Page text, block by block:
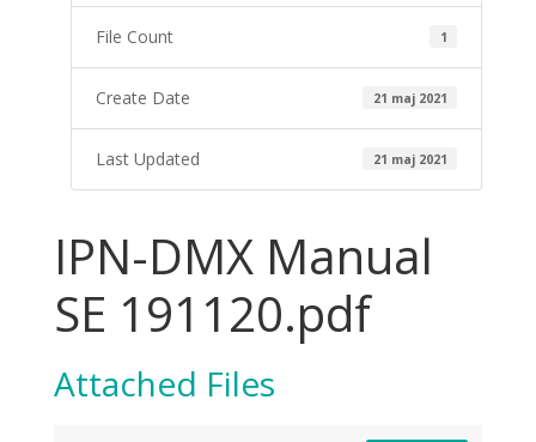
File Count 1
Create Date 21 maj 2021
Last Updated 21 maj 2021
IPN-DMX Manual
SE 191120.pdf
Attached Files